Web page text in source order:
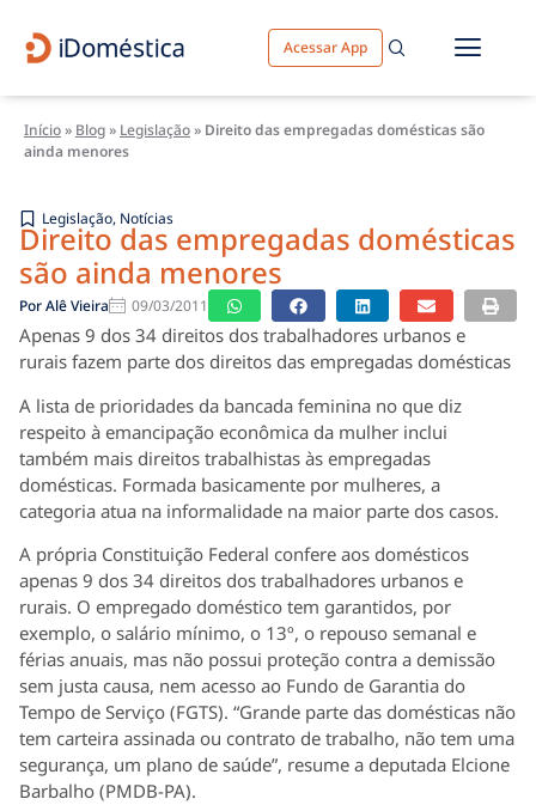
Acessar App
Início» Blog» Legislação» Direito das empregadas domésticas são
ainda menores
Legislação, Notícias
Direito das empregadas domésticas
são ainda menores
PorAlê Vieira 09/03/2011
Apenas 9 dos 34 direitos dos trabalhadores urbanos e
rurais fazem parte dos direitos das empregadas domésticas
A lista de prioridades da bancada feminina no que diz
respeito à emancipação econômica da mulher inclui
também mais direitos trabalhistas às empregadas
domésticas. Formada basicamente por mulheres, a
categoria atua na informalidade na maior parte dos casos.
A própria Constituição Federal confere aos domésticos
apenas 9 dos 34 direitos dos trabalhadores urbanos e
rurais. O empregado doméstico tem garantidos, por
exemplo, o salário mínimo, o 13º, o repouso semanal e
férias anuais, mas não possui proteção contra a demissão
sem justa causa, nem acesso ao Fundo de Garantia do
Tempo de Serviço (FGTS). “Grande parte das domésticas não
tem carteira assinada ou contrato de trabalho, não tem uma
segurança, um plano de saúde”, resume a deputada Elcione
Barbalho (PMDB-PA).